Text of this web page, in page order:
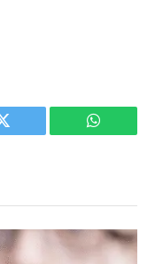
Twitter